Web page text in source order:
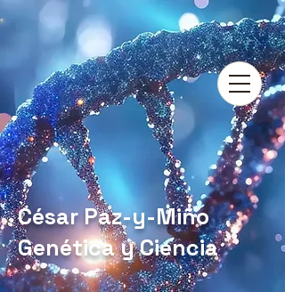
César Paz-y-Miño
Genética y Ciencia